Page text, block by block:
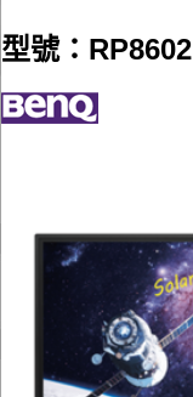
型號：RP8602